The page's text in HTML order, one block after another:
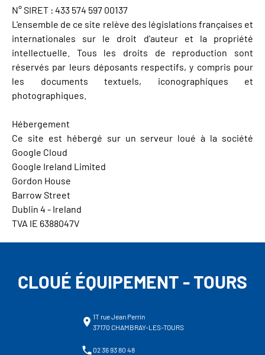
N° SIRET : 433 574 597 00137
L'ensemble de ce site relève des législations françaises et
internationales sur le droit d'auteur et la propriété
intellectuelle. Tous les droits de reproduction sont
réservés par leurs déposants respectifs, y compris pour
les documents textuels, iconographiques et
photographiques.
Hébergement
Ce site est hébergé sur un serveur loué à la société
Google Cloud
Google Ireland Limited
Gordon House
Barrow Street
Dublin 4 - Ireland
TVA IE 6388047V
CLOUÉ ÉQUIPEMENT - TOURS
1T rue Jean Perrin
37170 CHAMBRAY-LES-TOURS
02 36 93 80 48